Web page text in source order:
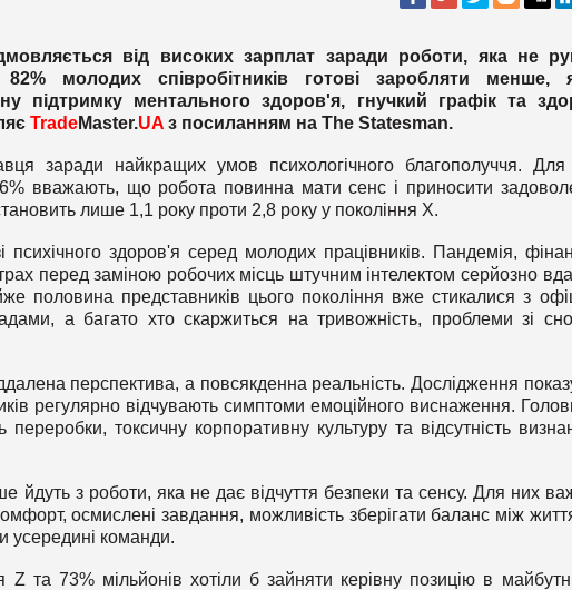
від високих зарплат заради роботи, яка не
молодих співробітників готові заробляти менше,
підтримку ментального здоров'я, гнучкий графік та
TradeMaster.UA з посиланням на The Statesman.
заради найкращих умов психологічного благополуччя.
вважають, що робота повинна мати сенс і приносити
лише 1,1 року проти 2,8 року у покоління X.
психічного здоров'я серед молодих працівників. Пандемія,
перед заміною робочих місць штучним інтелектом серйозно
половина представників цього покоління вже стикалися з
а багато хто скаржиться на тривожність, проблеми зі
перспектива, а повсякденна реальність. Дослідження
регулярно відчувають симптоми емоційного виснаження.
токсичну корпоративну культуру та відсутність
йдуть з роботи, яка не дає відчуття безпеки та сенсу. Для них
осмислені завдання, можливість зберігати баланс між
усередині команди.
та 73% мільйонів хотіли б зайняти керівну позицію в